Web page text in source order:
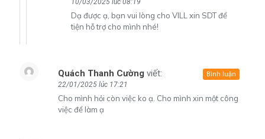
10/03/2025 lúc 08:19
Dạ được ạ, bạn vui lòng cho VILL xin SDT để
tiện hỗ trợ cho mình nhé!
Quách Thanh Cường viết:
22/01/2025 lúc 17:21
Cho mình hỏi còn việc ko ạ. Cho mình xin một công
việc để làm ạ
Bình luận